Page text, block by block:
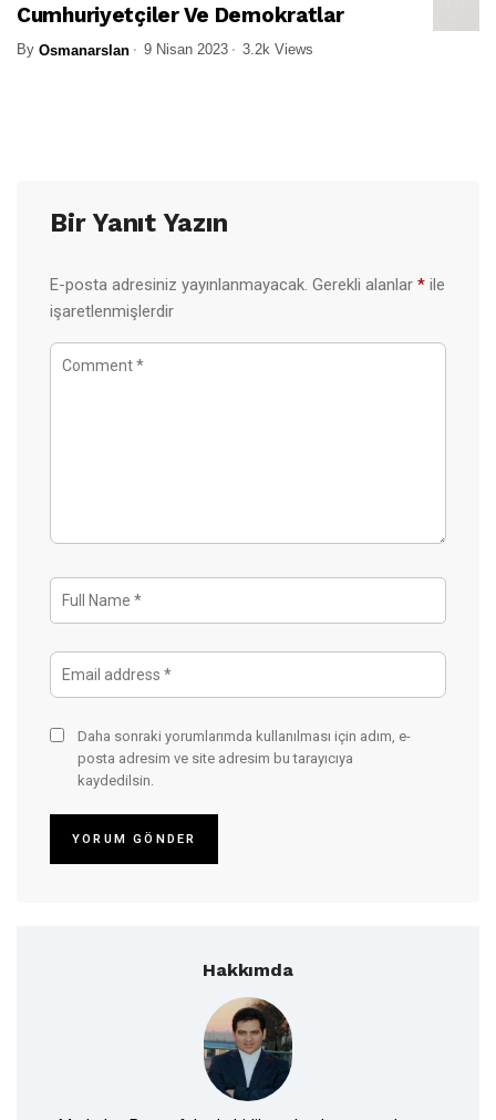
Cumhuriyetçiler Ve Demokratlar
By Osmanarslan 9 Nisan 2023 3.2k Views
Bir Yanıt Yazın
E-posta adresiniz yayınlanmayacak. Gerekli alanlar * ile
işaretlenmişlerdir
Daha sonraki yorumlarımda kullanılması için adım, e-
posta adresim ve site adresim bu tarayıcıya
kaydedilsin.
Hakkımda